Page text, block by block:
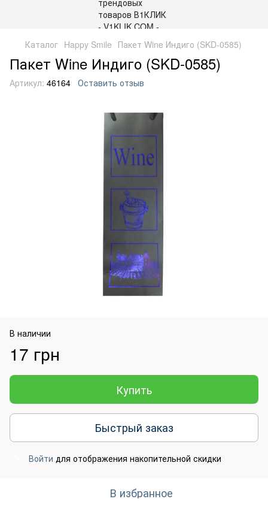
Каталог Happy Smile Пакет Wine Индиго (SKD-0585)
Пакет Wine Индиго (SKD-0585)
Артикул: 46164 Оставить отзыв
В наличии
17 грн
Купить
Быстрый заказ
Войти для отображения накопительной скидки
В избранное